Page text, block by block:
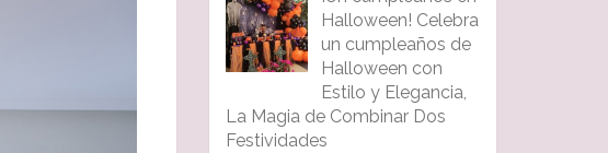
Halloween! Celebra
un cumpleaños de
Halloween con
Estilo y Elegancia,
La Magia de Combinar Dos
Festividades